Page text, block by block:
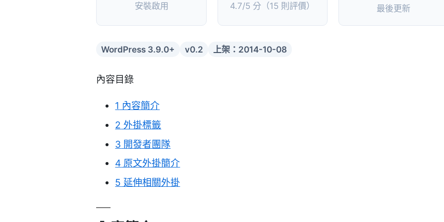
安裝啟用 4.7/5 分（15 則評價） 最後更新
WordPress 3.9.0+ v0.2 上架：2014-10-08
內容目錄
1 內容簡介
2 外掛標籤
3 開發者團隊
4 原文外掛簡介
5 延伸相關外掛